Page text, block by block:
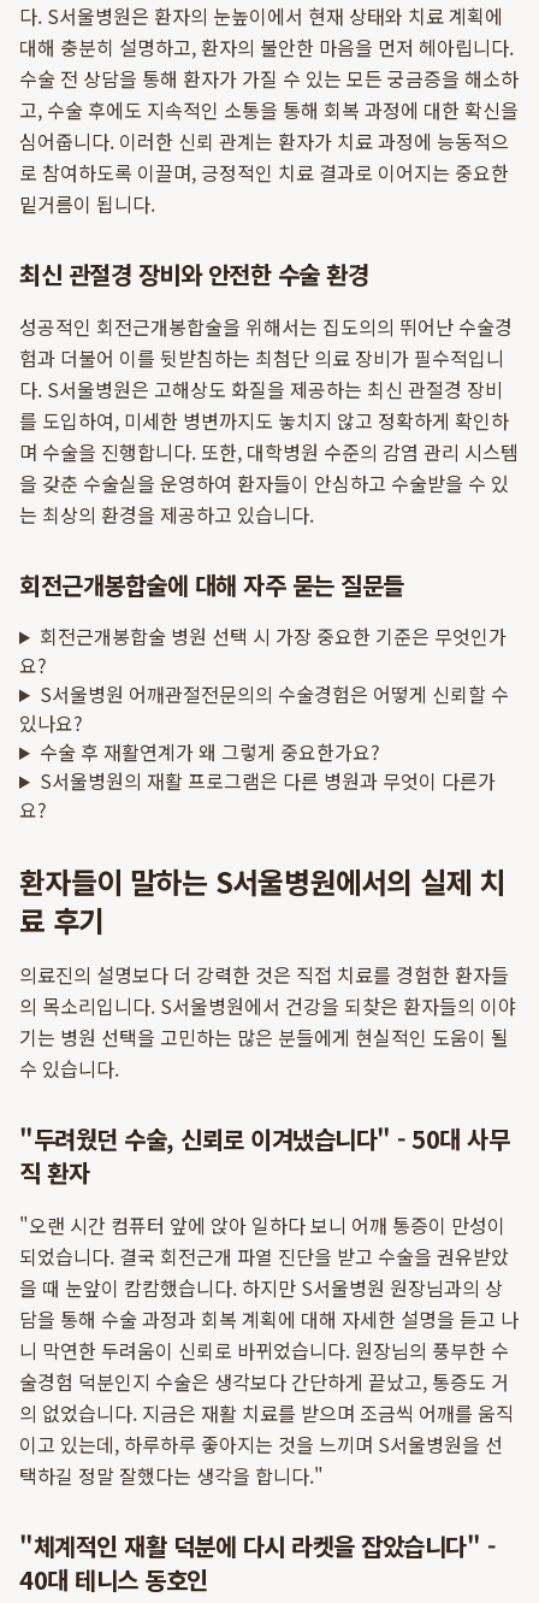
다. S서울병원은 환자의 눈높이에서 현재 상태와 치료 계획에
대해 충분히 설명하고, 환자의 불안한 마음을 먼저 헤아립니다.
수술 전 상담을 통해 환자가 가질 수 있는 모든 궁금증을 해소하
고, 수술 후에도 지속적인 소통을 통해 회복 과정에 대한 확신을
심어줍니다. 이러한 신뢰 관계는 환자가 치료 과정에 능동적으
로 참여하도록 이끌며, 긍정적인 치료 결과로 이어지는 중요한
밑거름이 됩니다.
최신 관절경 장비와 안전한 수술 환경
성공적인 회전근개봉합술을 위해서는 집도의의 뛰어난 수술경
험과 더불어 이를 뒷받침하는 최첨단 의료 장비가 필수적입니
다. S서울병원은 고해상도 화질을 제공하는 최신 관절경 장비
를 도입하여, 미세한 병변까지도 놓치지 않고 정확하게 확인하
며 수술을 진행합니다. 또한, 대학병원 수준의 감염 관리 시스템
을 갖춘 수술실을 운영하여 환자들이 안심하고 수술받을 수 있
는 최상의 환경을 제공하고 있습니다.
회전근개봉합술에 대해 자주 묻는 질문들
회전근개봉합술 병원 선택 시 가장 중요한 기준은 무엇인가
요?
S서울병원 어깨관절전문의의 수술경험은 어떻게 신뢰할 수
있나요?
수술 후 재활연계가 왜 그렇게 중요한가요?
S서울병원의 재활 프로그램은 다른 병원과 무엇이 다른가
요?
환자들이 말하는 S서울병원에서의 실제 치
료 후기
의료진의 설명보다 더 강력한 것은 직접 치료를 경험한 환자들
의 목소리입니다. S서울병원에서 건강을 되찾은 환자들의 이야
기는 병원 선택을 고민하는 많은 분들에게 현실적인 도움이 될
수 있습니다.
"두려웠던 수술, 신뢰로 이겨냈습니다" - 50대 사무
직 환자
"오랜 시간 컴퓨터 앞에 앉아 일하다 보니 어깨 통증이 만성이
되었습니다. 결국 회전근개 파열 진단을 받고 수술을 권유받았
을 때 눈앞이 캄캄했습니다. 하지만 S서울병원 원장님과의 상
담을 통해 수술 과정과 회복 계획에 대해 자세한 설명을 듣고 나
니 막연한 두려움이 신뢰로 바뀌었습니다. 원장님의 풍부한 수
술경험 덕분인지 수술은 생각보다 간단하게 끝났고, 통증도 거
의 없었습니다. 지금은 재활 치료를 받으며 조금씩 어깨를 움직
이고 있는데, 하루하루 좋아지는 것을 느끼며 S서울병원을 선
택하길 정말 잘했다는 생각을 합니다."
"체계적인 재활 덕분에 다시 라켓을 잡았습니다" -
40대 테니스 동호인